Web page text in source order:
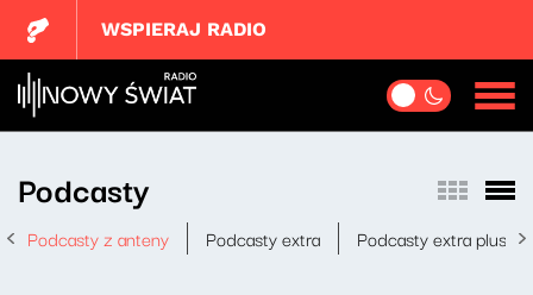
WSPIERAJ RADIO
Podcasty
Podcasty z anteny Podcasty extra Podcasty extra plus